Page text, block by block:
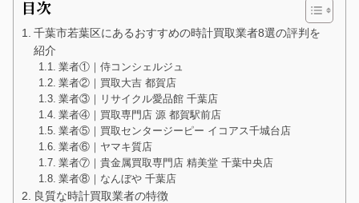
目次
千葉市若葉区にあるおすすめの時計買取業者8選の評判を
紹介
業者①｜侍コンシェルジュ
業者②｜買取大吉 都賀店
業者③｜リサイクル愛品館 千葉店
業者④｜買取専門店 源 都賀駅前店
業者⑤｜買取センタージーピー イコアス千城台店
業者⑥｜ヤマキ質店
業者⑦｜貴金属買取専門店 精美堂 千葉中央店
業者⑧｜なんぼや 千葉店
良質な時計買取業者の特徴